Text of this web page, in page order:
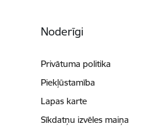
Noderīgi
Privātuma politika
Piekļūstamība
Lapas karte
Sīkdatņu izvēles maiņa